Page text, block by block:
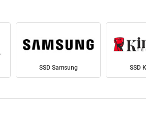
SSD Samsung SSD